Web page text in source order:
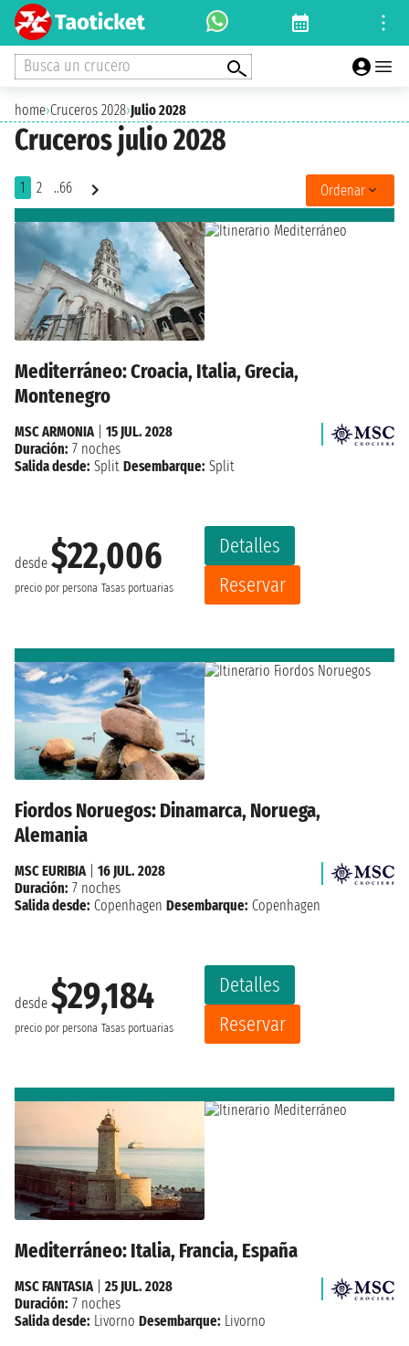
Busca un crucero
home›Cruceros 2028›Julio 2028
Cruceros julio 2028
1 2 ..66 Ordenar
Mediterráneo: Croacia, Italia, Grecia,
Montenegro
desde $22,006
precio por persona Tasas portuarias
Detalles
Reservar
MSC ARMONIA
15 JUL. 2028
Duración: 7 noches
Salida desde: Split Desembarque: Split
Fiordos Noruegos: Dinamarca, Noruega,
Alemania
desde $29,184
precio por persona Tasas portuarias
Detalles
Reservar
MSC EURIBIA| 16 JUL. 2028
Duración: 7 noches
Salida desde: Copenhagen Desembarque: Copenhagen
Mediterráneo: Italia, Francia, España
MSC FANTASIA| 25 JUL. 2028
Duración: 7 noches
Salida desde: Livorno Desembarque: Livorno